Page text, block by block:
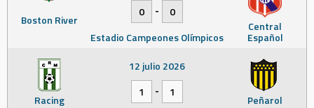
Boston River Central
Español
0
-
0
Estadio Campeones Olímpicos
Racing Peñarol
12 julio 2026
1
-
1